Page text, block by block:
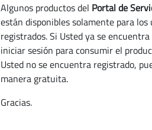
Algunos productos del Portal de
están disponibles solamente para los
registrados. Si Usted ya se
iniciar sesión para consumir el
Usted no se encuentra registrado,
manera gratuita.
Gracias.